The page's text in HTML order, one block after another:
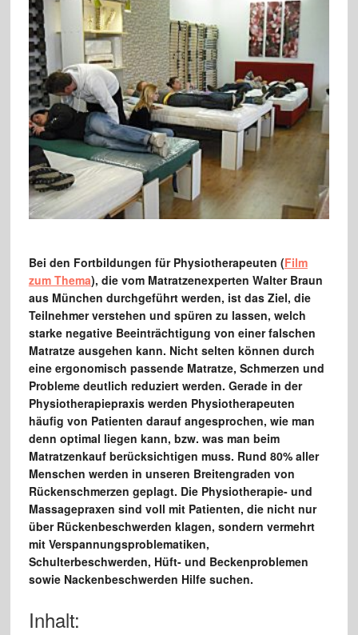
Bei den Fortbildungen für Physiotherapeuten (Film
zum Thema), die vom Matratzenexperten Walter Braun
aus München durchgeführt werden, ist das Ziel, die
Teilnehmer verstehen und spüren zu lassen, welch
starke negative Beeinträchtigung von einer falschen
Matratze ausgehen kann. Nicht selten können durch
eine ergonomisch passende Matratze, Schmerzen und
Probleme deutlich reduziert werden. Gerade in der
Physiotherapiepraxis werden Physiotherapeuten
häufig von Patienten darauf angesprochen, wie man
denn optimal liegen kann, bzw. was man beim
Matratzenkauf berücksichtigen muss. Rund 80% aller
Menschen werden in unseren Breitengraden von
Rückenschmerzen geplagt. Die Physiotherapie- und
Massagepraxen sind voll mit Patienten, die nicht nur
über Rückenbeschwerden klagen, sondern vermehrt
mit Verspannungsproblematiken,
Schulterbeschwerden, Hüft- und Beckenproblemen
sowie Nackenbeschwerden Hilfe suchen.
Inhalt: